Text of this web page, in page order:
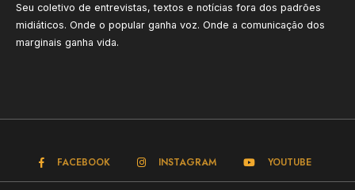
Seu coletivo de entrevistas, textos e notícias fora dos padrões
midiáticos. Onde o popular ganha voz. Onde a comunicação dos
marginais ganha vida.
FACEBOOK INSTAGRAM YOUTUBE